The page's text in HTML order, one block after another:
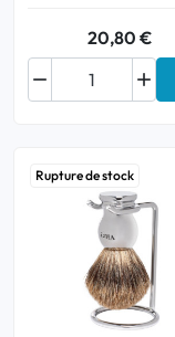
20,80 €


Rupture de stock